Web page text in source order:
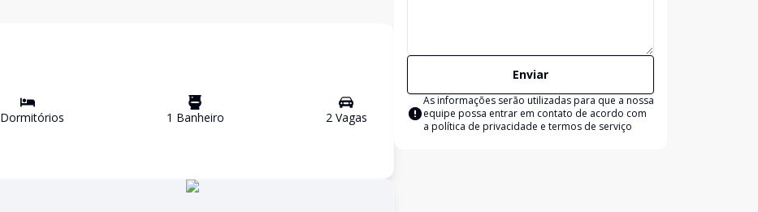
Dormitórios 1 Banheiro 2Vagas
Enviar
As informações serão utilizadas para que a nossa
equipe possa entrar em contato de acordo com
a política de privacidade e termos de serviço